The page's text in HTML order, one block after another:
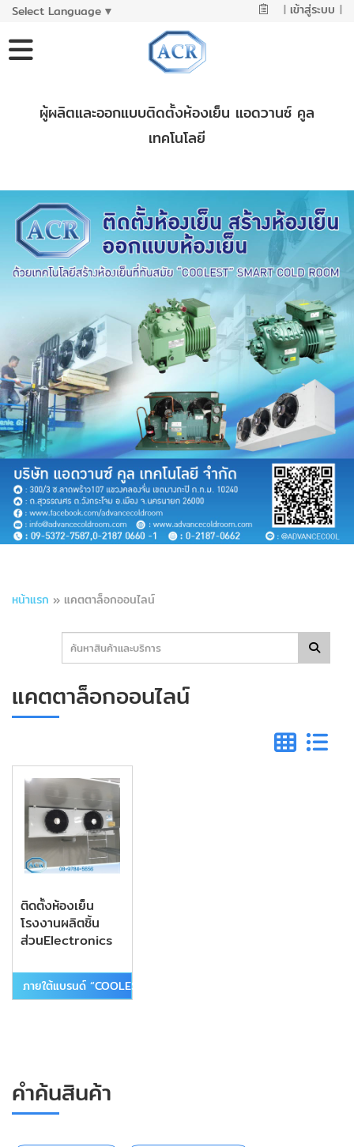
Select Language ▼ | เข้าสู่ระบบ |
ผู้ผลิตและออกแบบติดตั้งห้องเย็น แอดวานซ์ คูล
เทคโนโลยี
หน้าแรก » แคตตาล็อกออนไลน์
แคตตาล็อกออนไลน์
ติดตั้งห้องเย็น
โรงงานผลิตชิ้น
ส่วนElectronics
ภายใต้แบรนด์ “COOLEST”
คำค้นสินค้า